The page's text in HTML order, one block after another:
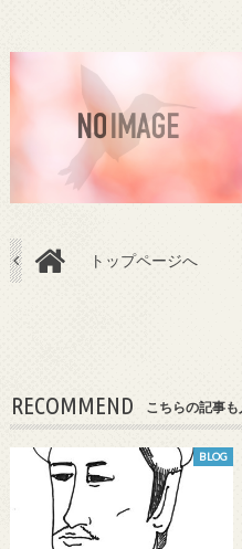
トップページへ
RECOMMEND こちらの記事も
BLOG